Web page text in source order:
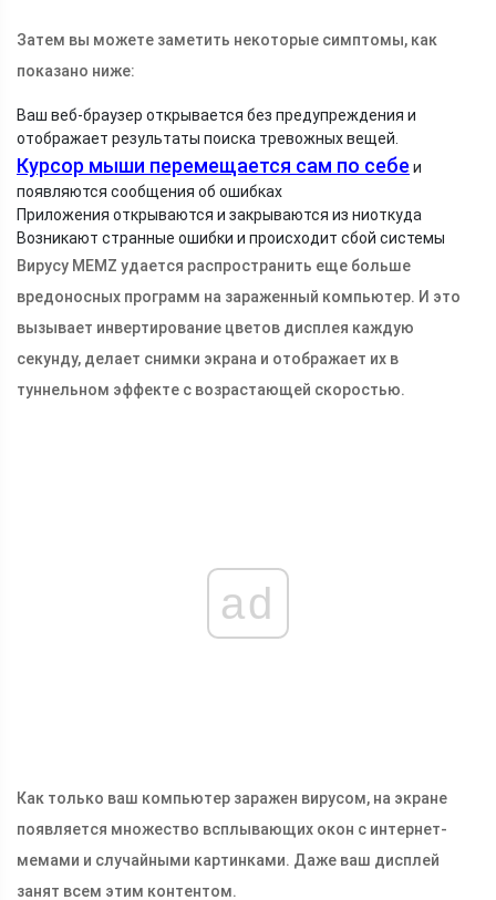
Затем вы можете заметить некоторые симптомы, как
показано ниже:
Ваш веб-браузер открывается без предупреждения и
отображает результаты поиска тревожных вещей.
Курсор мыши перемещается сам по себеи
появляются сообщения об ошибках
Приложения открываются и закрываются из ниоткуда
Возникают странные ошибки и происходит сбой системы
Вирусу MEMZ удается распространить еще больше
вредоносных программ на зараженный компьютер. И это
вызывает инвертирование цветов дисплея каждую
секунду, делает снимки экрана и отображает их в
туннельном эффекте с возрастающей скоростью.
ad
Как только ваш компьютер заражен вирусом, на экране
появляется множество всплывающих окон с интернет-
мемами и случайными картинками. Даже ваш дисплей
занят всем этим контентом.